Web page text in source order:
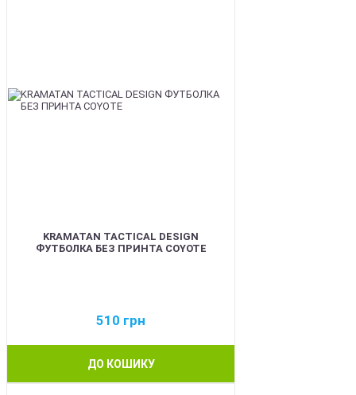
KRAMATAN TACTICAL DESIGN
ФУТБОЛКА БЕЗ ПРИНТА COYOTE
510 грн
ДО КОШИКУ